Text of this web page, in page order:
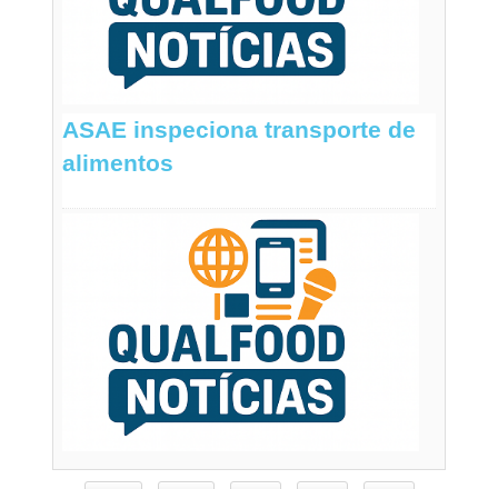
ASAE inspeciona transporte de
alimentos